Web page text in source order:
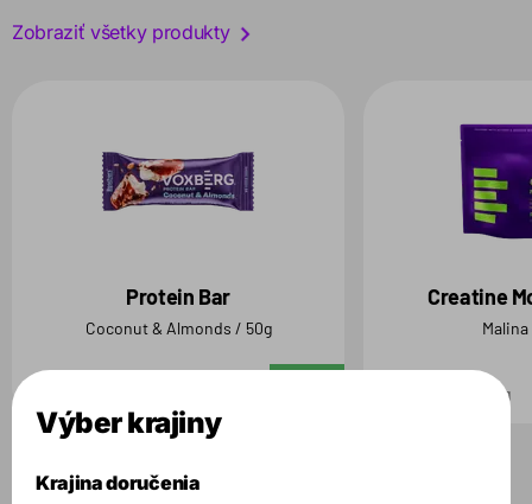
Zobraziť všetky produkty
Protein Bar
Coconut & Almonds / 50g
Creatine
500 g
Výber krajiny
Krajina doručenia